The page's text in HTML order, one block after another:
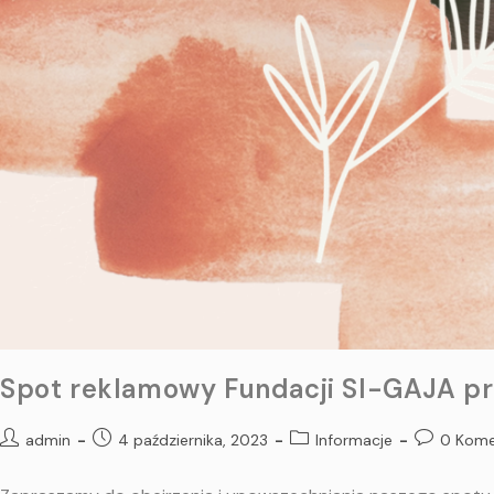
Spot reklamowy Fundacji SI-GAJA
admin 4 października, 2023 Informacje 0